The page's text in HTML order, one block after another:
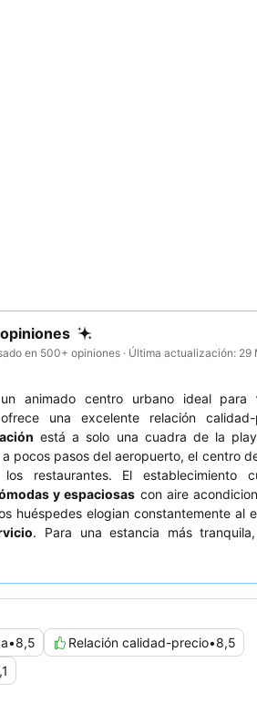
en 500+ opiniones · Última actualización: 29
animado centro urbano ideal para
una excelente relación calidad-
está a solo una cuadra de la
pocos pasos del aeropuerto, el centro
restaurantes. El establecimiento
y espaciosas con aire
huéspedes elogian constantemente al
. Para una estancia más
•8,5 Relación calidad-precio•8,5